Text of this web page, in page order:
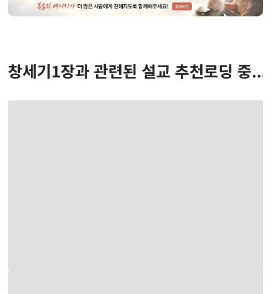
창세기1장과 관련된 설교 추천로딩 중...